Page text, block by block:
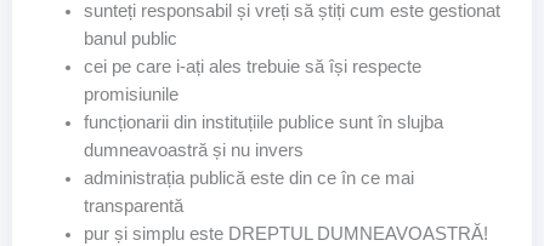
sunteți responsabil și vreți să știți cum este gestionat
banul public
cei pe care i-ați ales trebuie să își respecte
promisiunile
funcționarii din instituțiile publice sunt în slujba
dumneavoastră și nu invers
administrația publică este din ce în ce mai
transparentă
pur și simplu este DREPTUL DUMNEAVOASTRĂ!